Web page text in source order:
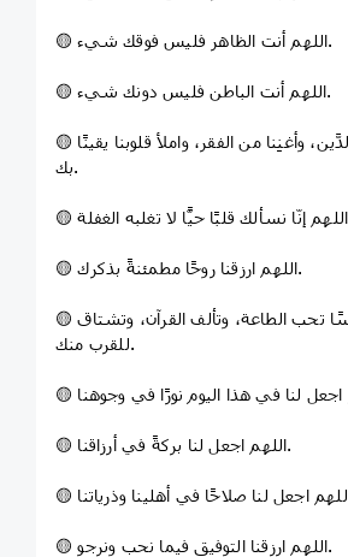
🟡 اللهم أنت الظاهر فليس فوقك شيء.
🟡 اللهم أنت الباطن فليس دونك شيء.
🟡 اللهم اقضِ عنّا الدَّين، وأغنِنا من الفقر، واملأ قلوبنا يقينًا
بك.
🟡 اللهم ارزقنا روحًا مطمئنةً بذكرك.
🟡 اللهم ارزقنا نفسًا تحب الطاعة، وتألف القرآن، وتشتاق
للقرب منك.
🟡 اللهم اجعل لنا بركةً في أرزاقنا.
🟡 اللهم ارزقنا التوفيق فيما نحب ونرجو.